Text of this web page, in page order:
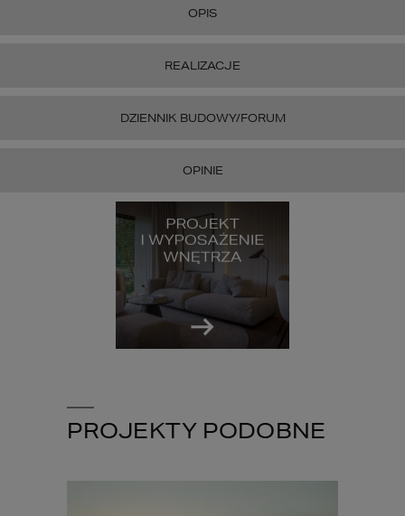
OPIS
REALIZACJE
DZIENNIK BUDOWY/FORUM
OPINIE
PROJEKTY PODOBNE